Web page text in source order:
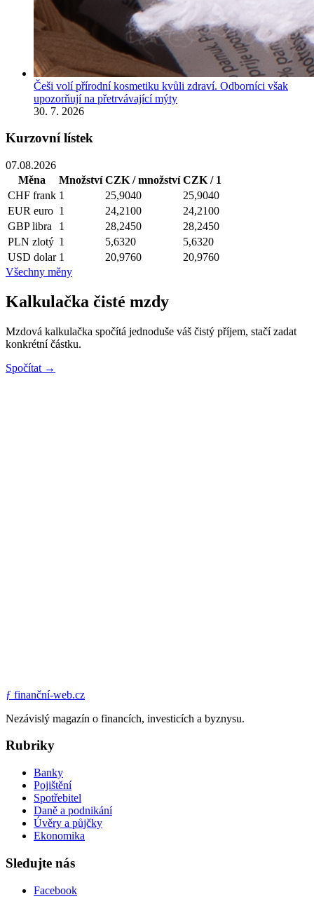
Češi volí přírodní kosmetiku kvůli zdraví. Odborníci však
upozorňují na přetrvávající mýty
30. 7. 2026
Kurzovní lístek
07.08.2026
Měna
Množství CZK / množství CZK / 1
CHF frank 1 25,9040
25,9040
EUR euro 1 24,2100
24,2100
GBP libra 1 28,2450
28,2450
PLN zlotý 1 5,6320
5,6320
USD dolar 1 20,9760
20,9760
Všechny měny
Kalkulačka čisté mzdy
Mzdová kalkulačka spočítá jednoduše váš čistý příjem, stačí zadat
konkrétní částku.
Spočítat →
ƒ finanční-web.cz
Nezávislý magazín o financích, investicích a byznysu.
Rubriky
Banky
Pojištění
Spotřebitel
Daně a podnikání
Úvěry a půjčky
Ekonomika
Sledujte nás
Facebook